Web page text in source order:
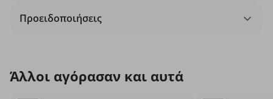
Προειδοποιήσεις
Άλλοι αγόρασαν και αυτά